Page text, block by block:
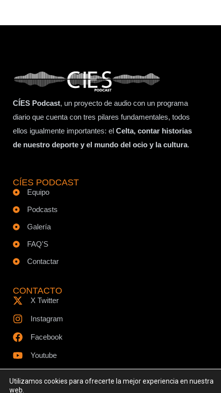
CÍES Podcast, un proyecto de audio con un programa
diario que cuenta con tres pilares fundamentales, todos
ellos igualmente importantes: el Celta, contar historias
de nuestro deporte y el mundo del ocio y la cultura.
CÍES PODCAST
Equipo
Podcasts
Galería
FAQ'S
Contactar
CONTACTO
X Twitter
Instagram
Facebook
Youtube
Utilizamos cookies para ofrecerte la mejor experiencia en nuestra
web.